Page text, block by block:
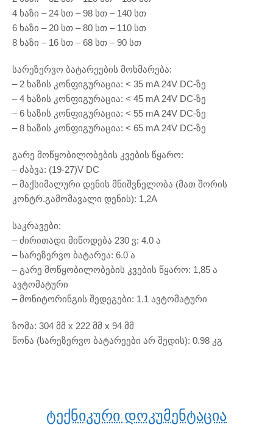
4 ხაზი – 24 სთ – 98 სთ – 140 სთ
6 ხაზი – 20 სთ – 80 სთ – 110 სთ
8 ხაზი – 16 სთ – 68 სთ – 90 სთ
სარეზერვო ბატარეების მოხმარება:
– 2 ხაზის კონფიგურაცია: < 35 mA 24V DC-ზე
– 4 ხაზის კონფიგურაცია: < 45 mA 24V DC-ზე
– 6 ხაზის კონფიგურაცია: < 55 mA 24V DC-ზე
– 8 ხაზის კონფიგურაცია: < 65 mA 24V DC-ზე
გარე მოწყობილობების კვების წყარო:
– ძაბვა: (19-27)V DC
– მაქსიმალური დენის მნიშვნელობა (მათ შორის
კონტრ.გამომავალი დენის): 1,2A
საკრავები:
– ძირითადი მიწოდება 230 ვ: 4.0 ა
– სარეზერვო ბატარეა: 6.0 ა
– გარე მოწყობილობების კვების წყარო: 1,85 ა
ავტომატური
– მონიტორინგის შედეგები: 1.1 ავტომატური
ზომა: 304 მმ x 222 მმ x 94 მმ
წონა (სარეზერვო ბატარეები არ შედის): 0.98 კგ
Ტექნიკური Დოკუმენტაცია